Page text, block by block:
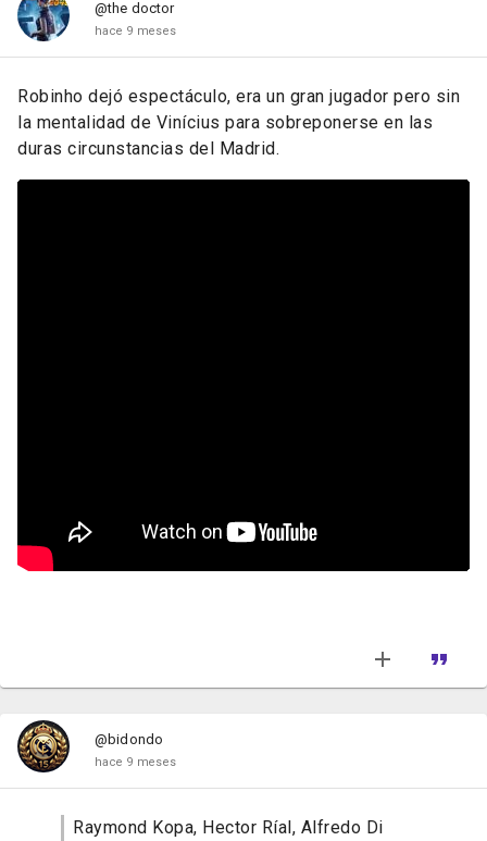
@the doctor
hace 9 meses
Robinho dejó espectáculo, era un gran jugador pero sin
la mentalidad de Vinícius para sobreponerse en las
duras circunstancias del Madrid.
@bidondo
hace 9 meses
Raymond Kopa, Hector Ríal, Alfredo Di